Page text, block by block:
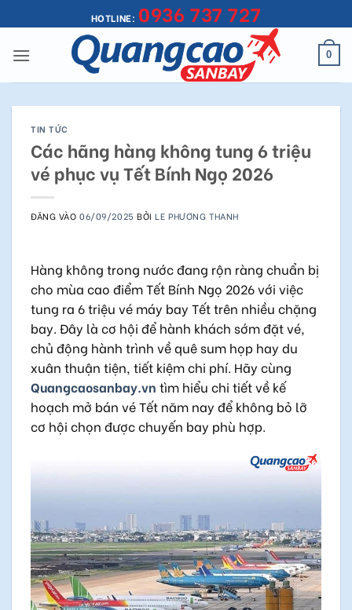
qua
nội
HOTLINE: 0936 737 727
0
TIN TỨC
Các hãng hàng không tung 6 triệu
vé phục vụ Tết Bính Ngọ 2026
ĐĂNG VÀO06/09/2025 BỞILE PHƯƠNG THANH
Hàng không trong nước đang rộn ràng chuẩn bị
cho mùa cao điểm Tết Bính Ngọ 2026 với việc
tung ra 6 triệu vé máy bay Tết trên nhiều chặng
bay. Đây là cơ hội để hành khách sớm đặt vé,
chủ động hành trình về quê sum họp hay du
xuân thuận tiện, tiết kiệm chi phí. Hãy cùng
Quangcaosanbay.vn tìm hiểu chi tiết về kế
hoạch mở bán vé Tết năm nay để không bỏ lỡ
cơ hội chọn được chuyến bay phù hợp.